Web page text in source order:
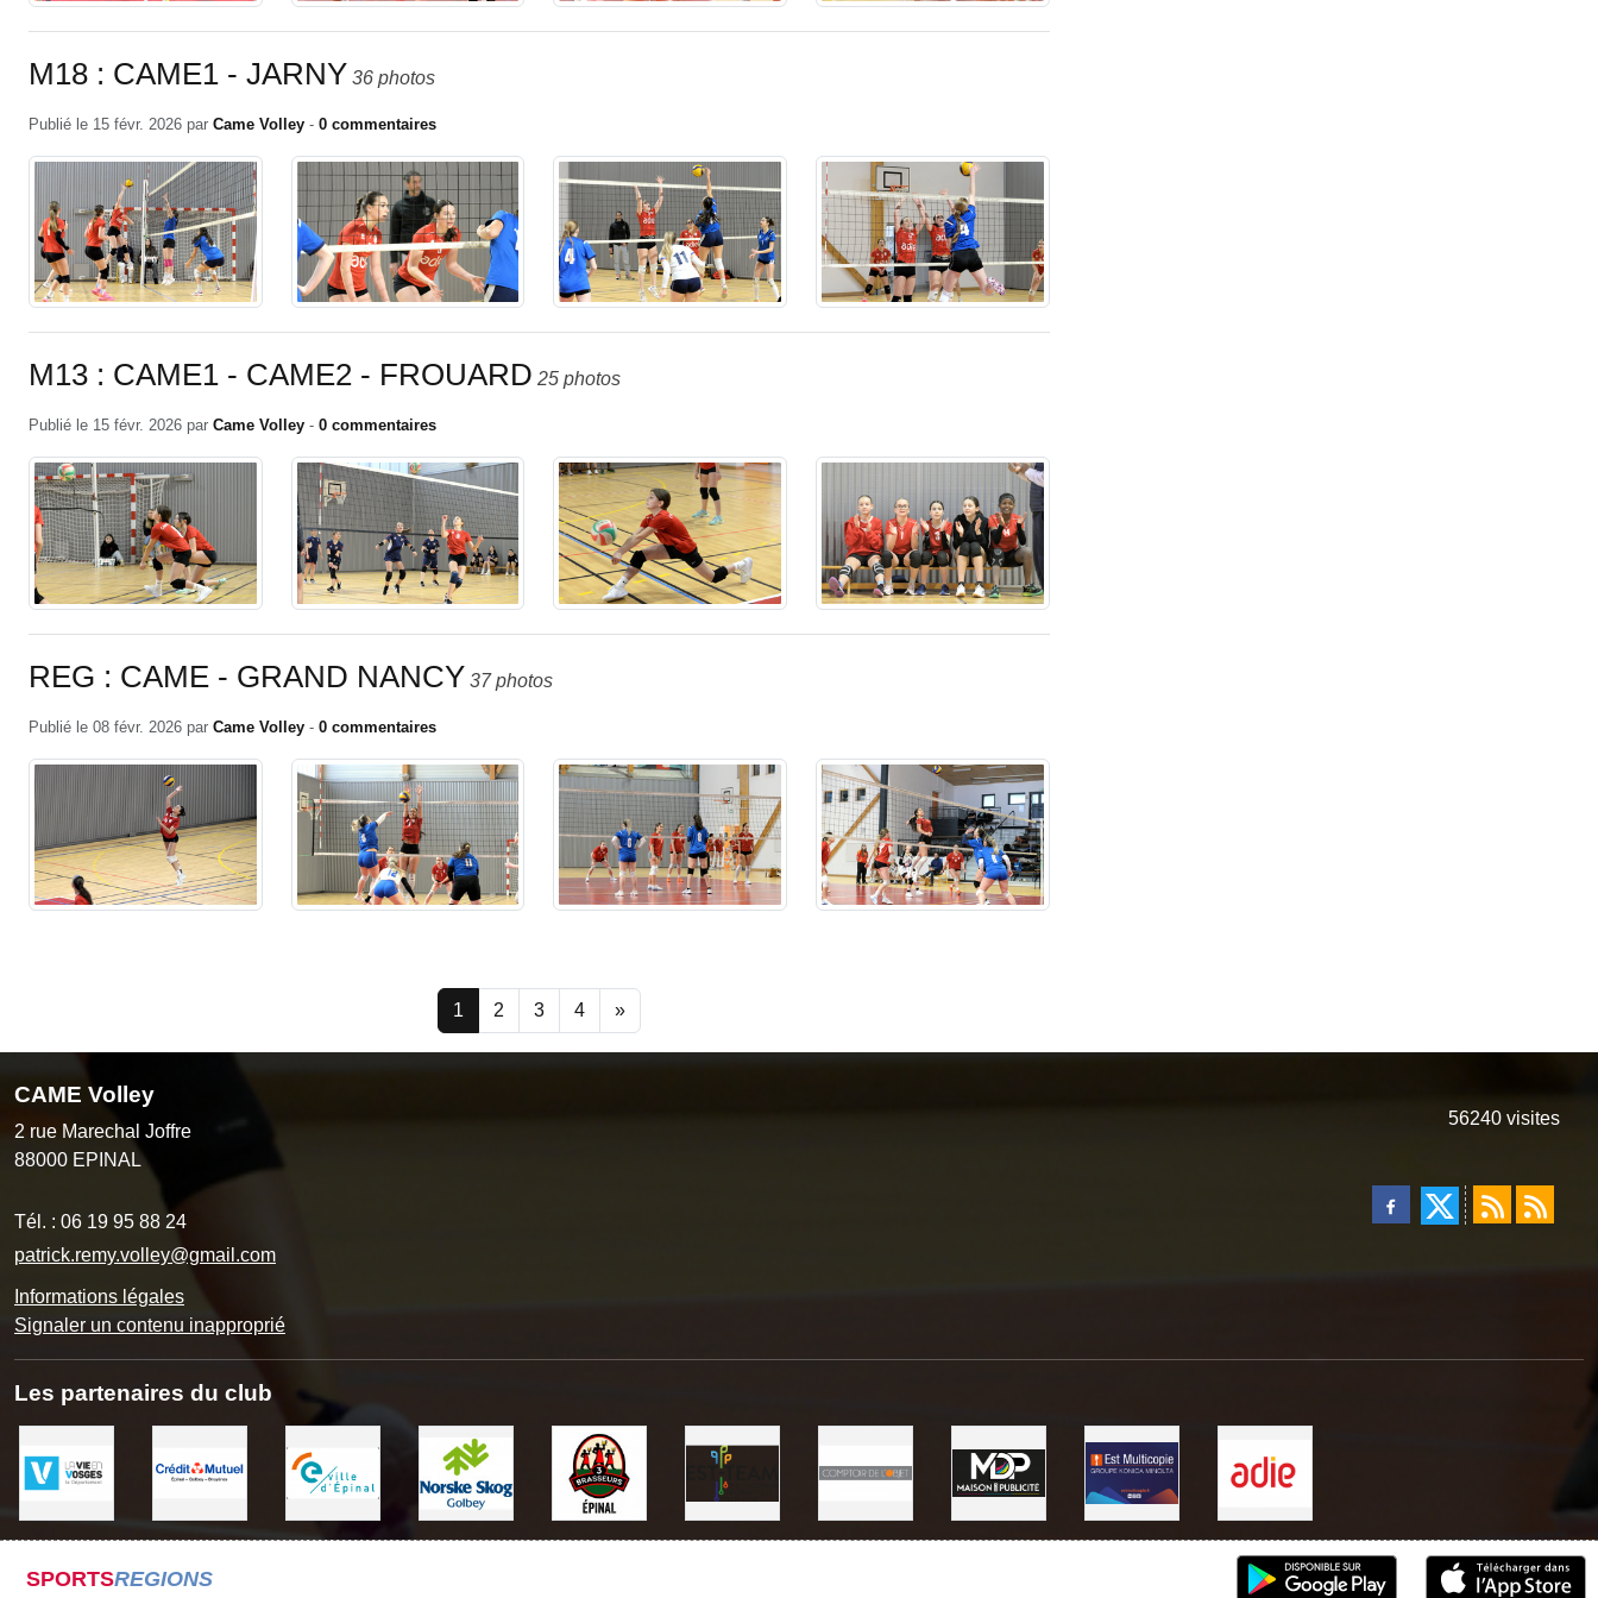
M18 : CAME1 - JARNY 36 photos
Publié le 15 févr. 2026 par Came Volley - 0 commentaires
M13 : CAME1 - CAME2 - FROUARD 25 photos
Publié le 15 févr. 2026 par Came Volley - 0 commentaires
REG : CAME - GRAND NANCY 37 photos
Publié le 08 févr. 2026 par Came Volley - 0 commentaires
1 2 3 4 »
CAME Volley
2 rue Marechal Joffre
88000 EPINAL
Tél. : 06 19 95 88 24
patrick.remy.volley@gmail.com
Informations légales
Signaler un contenu inapproprié
56240 visites
Les partenaires du club
SPORTSREGIONS